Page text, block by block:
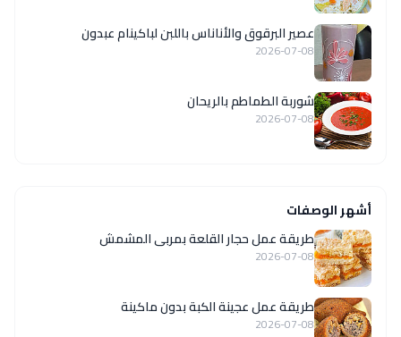
عصير البرقوق والأناناس باللبن لباكينام عبدون
2026-07-08
شوربة الطماطم بالريحان
2026-07-08
أشهر الوصفات
طريقة عمل حجار القلعة بمربى المشمش
2026-07-08
طريقة عمل عجينة الكبة بدون ماكينة
2026-07-08